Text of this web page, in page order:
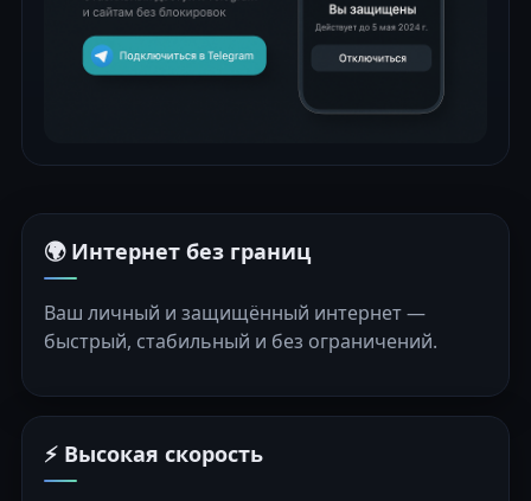
🌍 Интернет без границ
Ваш личный и защищённый интернет —
быстрый, стабильный и без ограничений.
⚡ Высокая скорость